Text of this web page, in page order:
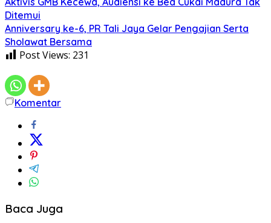
Ditemui
Anniversary ke-6, PR Tali Jaya Gelar Pengajian Serta
Sholawat Bersama
Post Views: 231
Komentar
Baca Juga